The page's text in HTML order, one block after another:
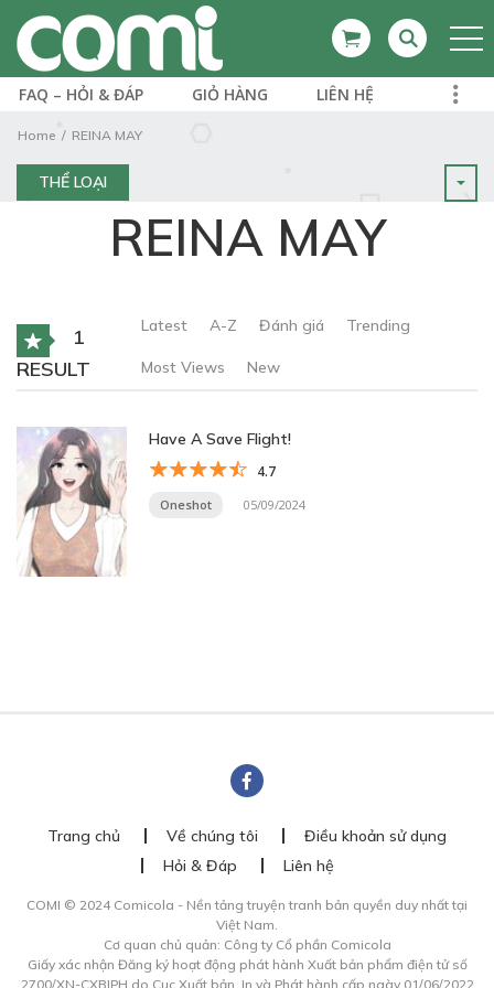
FAQ – HỎI & ĐÁP GIỎ HÀNG LIÊN HỆ
Home REINA MAY
THỂ LOẠI
REINA MAY
1
RESULT
Latest A-Z Đánh giá Trending
Most Views New
Have A Save Flight!
4.7
Oneshot 05/09/2024
Trang chủ Về chúng tôi
Điều khoản sử dụng
Hỏi & Đáp
Liên hệ
COMI © 2024 Comicola - Nền tảng truyện tranh bản quyền duy nhất tại
Việt Nam.
Cơ quan chủ quản: Công ty Cổ phần Comicola
Giấy xác nhận Đăng ký hoạt động phát hành Xuất bản phẩm điện tử số
2700/XN-CXBIPH do Cục Xuất bản, In và Phát hành cấp ngày 01/06/2022